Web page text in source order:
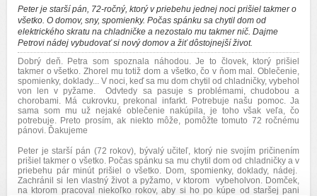
Peter je starší pán, 72-ročný, ktorý v priebehu jednej noci prišiel takmer o
všetko. O domov, sny, spomienky. Počas spánku sa chytil dom od
elektrického skratu na chladničke a nezostalo mu takmer nič. Dajme
Petrovi nádej vybudovať si nový domov a žiť dôstojnejší život.
Dobrý deň. Petra som spoznala náhodou. Je to človek, ktorý prišiel
takmer o všetko. Zhorel mu totiž dom a všetko, čo v ňom mal. Oblečenie,
spomienky, doklady... V noci, keď sa mu dom chytil od chladničky, vybehol
von len v pyžame. Odvtedy sa pasuje s problémami, chudobou a
chorobami. Má cukrovku, prekonal infarkt. Potrebuje našu pomoc. Ja
sama som mu už nejaké oblečenie nakúpila, je toho však veľa, čo
potrebuje. Preto prosím, ak niekto môže, pomôžte tomuto 72 ročnému
pánovi. Ďakujeme
Peter je starší pán (72 rokov), bývalý učiteľ, ktorý nie svojím pričinením
prišiel takmer o všetko. Počas spánku sa mu chytil dom od chladničky a v
priebehu pár minút prišiel o všetko. Dom, spomienky, doklady, nádej.
Zachránil si len vlastný život a pyžamo, v ktorom vybeholvon. Domček,
na ktorom pracoval niekoľko rokov, aby si ho po kúpe od staršej pani